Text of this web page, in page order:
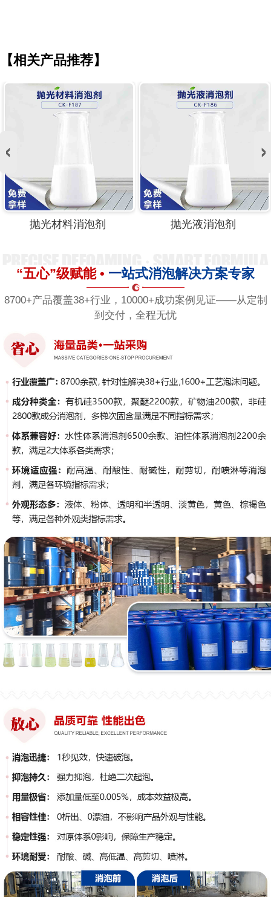
【相关产品推荐】
抛光材料消泡剂 抛光液消泡剂
“五心”级赋能 • 一站式消泡解决方案专家
8700+产品覆盖38+行业，10000+成功案例见证——从定制
到交付，全程无忧